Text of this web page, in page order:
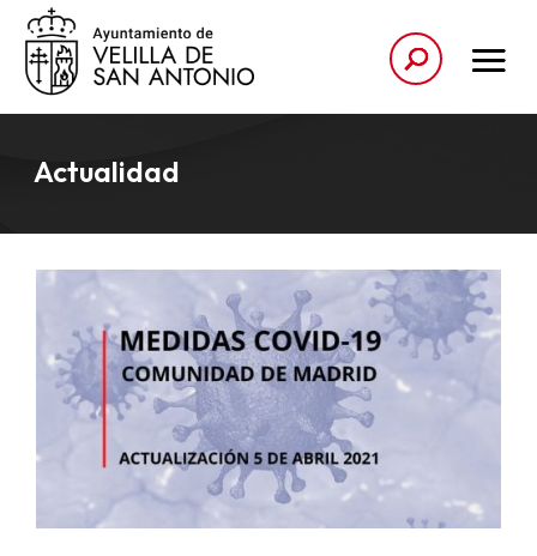
Actualidad